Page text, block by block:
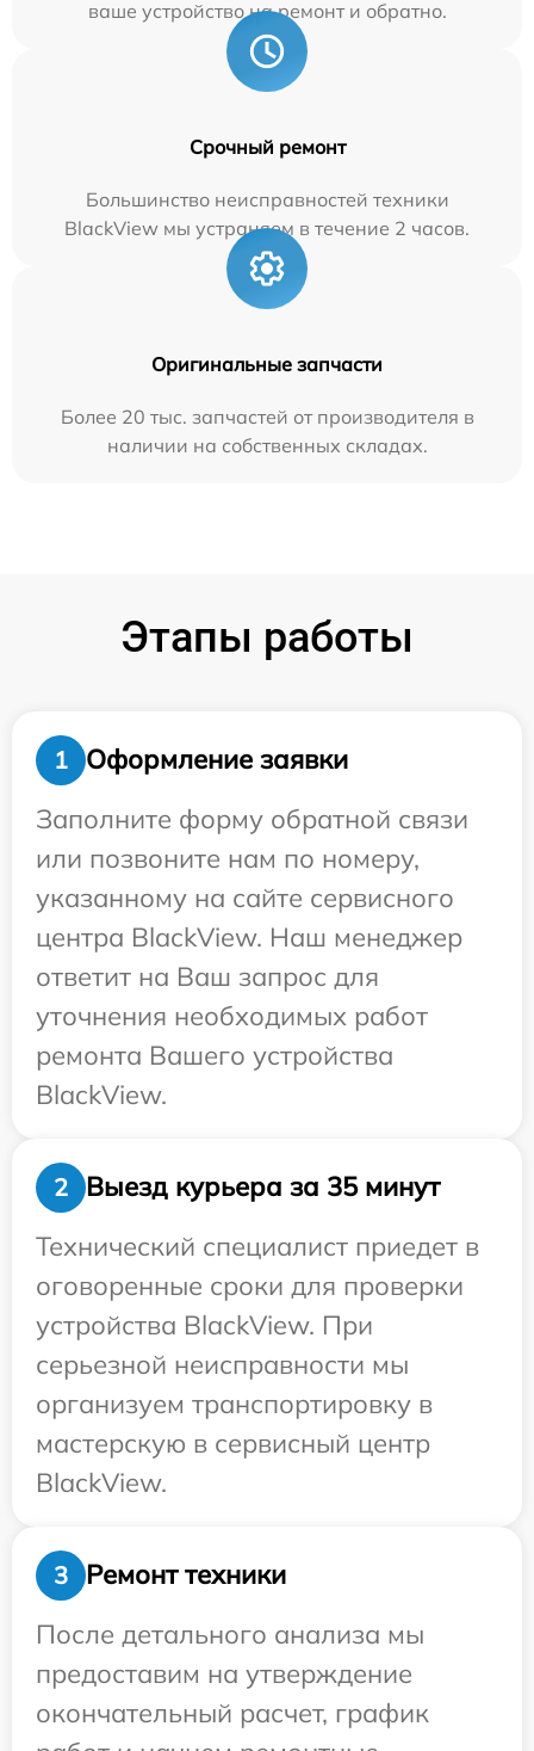
ваше устройство на ремонт и обратно.
Срочный ремонт
Большинство неисправностей техники
BlackView мы устраняем в течение 2 часов.
Оригинальные запчасти
Более 20 тыс. запчастей от производителя в
наличии на собственных складах.
Этапы работы
1
Оформление заявки
Заполните форму обратной связи
или позвоните нам по номеру,
указанному на сайте сервисного
центра BlackView. Наш менеджер
ответит на Ваш запрос для
уточнения необходимых работ
ремонта Вашего устройства
BlackView.
2
Выезд курьера за 35 минут
Технический специалист приедет в
оговоренные сроки для проверки
устройства BlackView. При
серьезной неисправности мы
организуем транспортировку в
мастерскую в сервисный центр
BlackView.
3
Ремонт техники
После детального анализа мы
предоставим на утверждение
окончательный расчет, график